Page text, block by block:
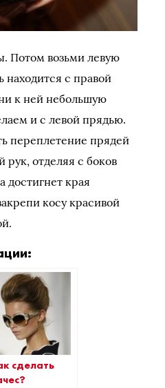
Потом возьми левую
находится с правой
к ней небольшую
и с левой прядью.
переплетение прядей
рук, отделяя с боков
достигнет края
косу красивой
сделать